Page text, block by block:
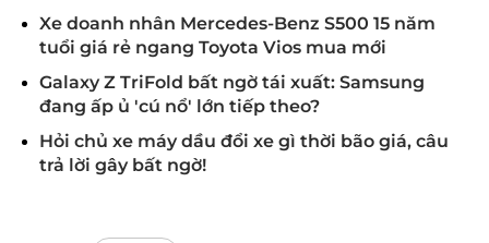
Xe doanh nhân Mercedes-Benz S500 15 năm
tuổi giá rẻ ngang Toyota Vios mua mới
Galaxy Z TriFold bất ngờ tái xuất: Samsung
đang ấp ủ 'cú nổ' lớn tiếp theo?
Hỏi chủ xe máy dầu đổi xe gì thời bão giá, câu
trả lời gây bất ngờ!